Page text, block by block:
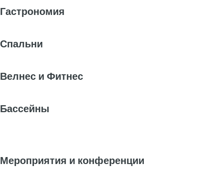
Гастрономия
Спальни
Велнес и Фитнес
Бассейны
Мероприятия и конференции